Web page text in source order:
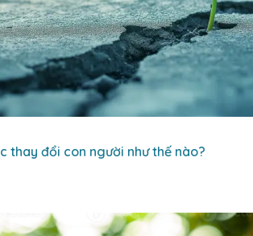
thay đổi con người như thế nào?